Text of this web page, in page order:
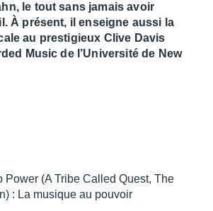
le tout sans jamais avoir
À présent, il enseigne aussi la
au prestigieux Clive Davis
Music de l’Université de New